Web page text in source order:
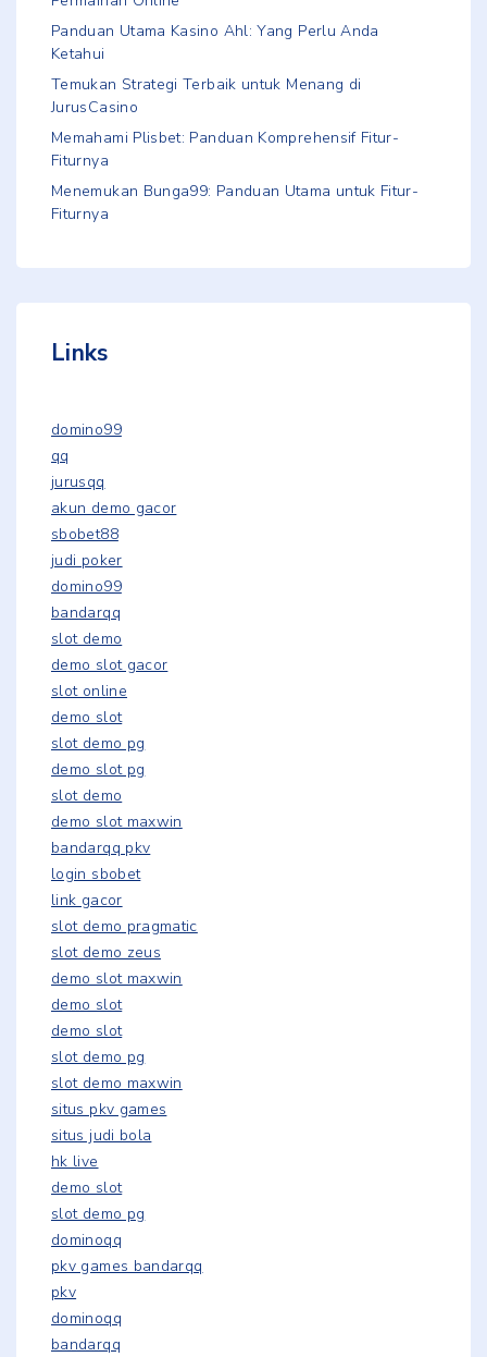
Panduan Utama Kasino Ahl: Yang Perlu Anda
Ketahui
Temukan Strategi Terbaik untuk Menang di
JurusCasino
Memahami Plisbet: Panduan Komprehensif Fitur-
Fiturnya
Menemukan Bunga99: Panduan Utama untuk Fitur-
Fiturnya
Links
domino99
qq
jurusqq
akun demo gacor
sbobet88
judi poker
domino99
bandarqq
slot demo
demo slot gacor
slot online
demo slot
slot demo pg
demo slot pg
slot demo
demo slot maxwin
bandarqq pkv
login sbobet
link gacor
slot demo pragmatic
slot demo zeus
demo slot maxwin
demo slot
demo slot
slot demo pg
slot demo maxwin
situs pkv games
situs judi bola
hk live
demo slot
slot demo pg
dominoqq
pkv games bandarqq
pkv
dominoqq
bandarqq